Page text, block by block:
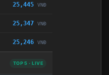
25,445 VNĐ
25,347 VNĐ
25,246 VNĐ
TOP 5 · LIVE